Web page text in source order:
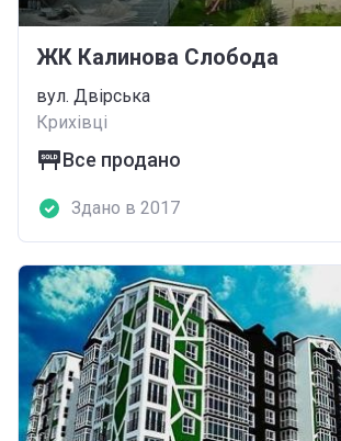
ЖК Калинова Слобода
вул. Двірська
Крихівці
Все продано
Здано в 2017